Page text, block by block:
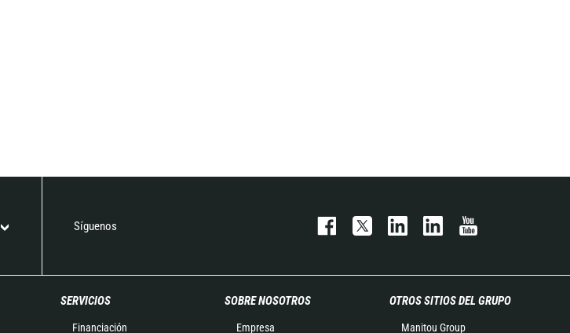
Síguenos
SERVICIOS
Financiación
SOBRE NOSOTROS
Empresa
OTROS SITIOS DEL GRUPO
Manitou Group